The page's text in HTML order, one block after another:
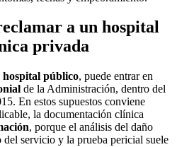
a un hospital
privada
hospital público, puede entrar en
de la Administración, dentro del
En estos supuestos conviene
la documentación clínica
, porque el análisis del daño
servicio y la prueba pericial suele